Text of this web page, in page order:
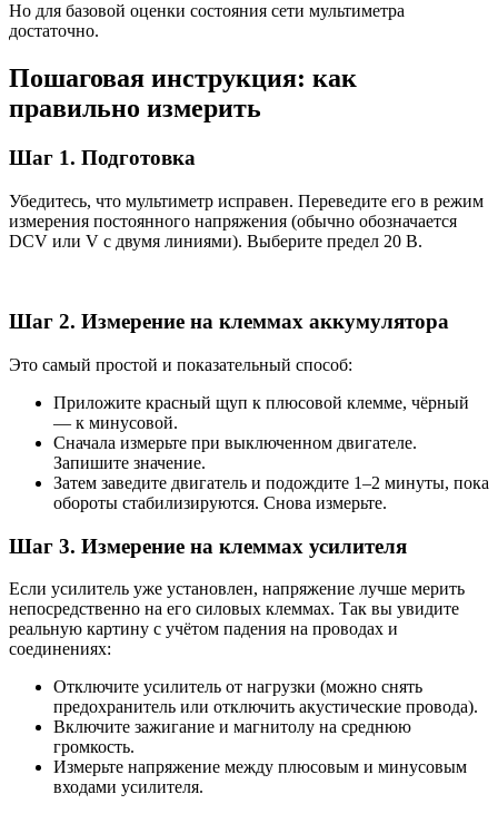
Но для базовой оценки состояния сети мультиметра
достаточно.
Пошаговая инструкция: как
правильно измерить
Шаг 1. Подготовка
Убедитесь, что мультиметр исправен. Переведите его в режим
измерения постоянного напряжения (обычно обозначается
DCV или V с двумя линиями). Выберите предел 20 В.
Шаг 2. Измерение на клеммах аккумулятора
Это самый простой и показательный способ:
Приложите красный щуп к плюсовой клемме, чёрный
— к минусовой.
Сначала измерьте при выключенном двигателе.
Запишите значение.
Затем заведите двигатель и подождите 1–2 минуты, пока
обороты стабилизируются. Снова измерьте.
Шаг 3. Измерение на клеммах усилителя
Если усилитель уже установлен, напряжение лучше мерить
непосредственно на его силовых клеммах. Так вы увидите
реальную картину с учётом падения на проводах и
соединениях:
Отключите усилитель от нагрузки (можно снять
предохранитель или отключить акустические провода).
Включите зажигание и магнитолу на среднюю
громкость.
Измерьте напряжение между плюсовым и минусовым
входами усилителя.